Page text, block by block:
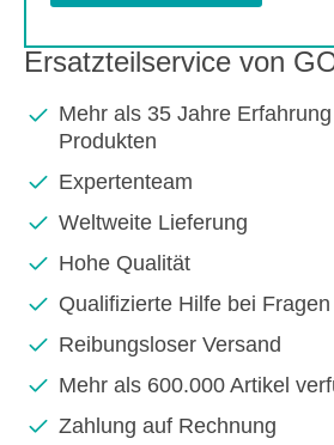
Ersatzteilservice von
Mehr als 35 Jahre
Produkten
Expertenteam
Weltweite Lieferung
Hohe Qualität
Qualifizierte Hilfe bei Fragen
Reibungsloser Versand
Mehr als 600.000 Artikel
Zahlung auf Rechnung